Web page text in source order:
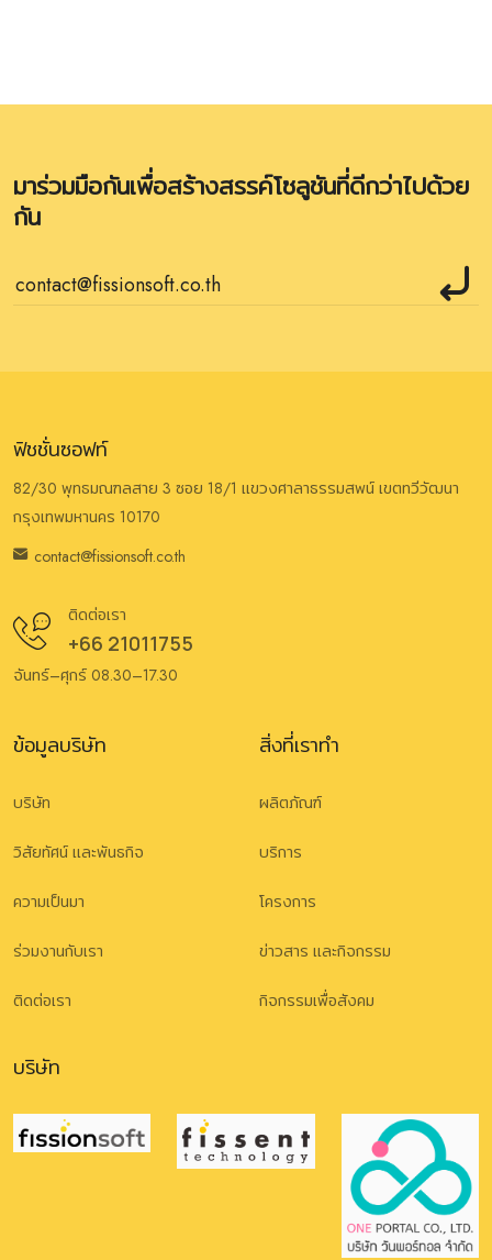
มาร่วมมือกันเพื่อสร้างสรรค์โซลูชันที่ดีกว่าไปด้วย
กัน
ฟิชชั่นซอฟท์
82/30 พุทธมณฑลสาย 3 ซอย 18/1 แขวงศาลาธรรมสพน์ เขตทวีวัฒนา
กรุงเทพมหานคร 10170
contact@fissionsoft.co.th
ติดต่อเรา
+66 21011755
จันทร์–ศุกร์ 08.30–17.30
ข้อมูลบริษัท
บริษัท
วิสัยทัศน์ และพันธกิจ
ความเป็นมา
ร่วมงานกับเรา
ติดต่อเรา
สิ่งที่เราทำ
ผลิตภัณฑ์
บริการ
โครงการ
ข่าวสาร และกิจกรรม
กิจกรรมเพื่อสังคม
บริษัท